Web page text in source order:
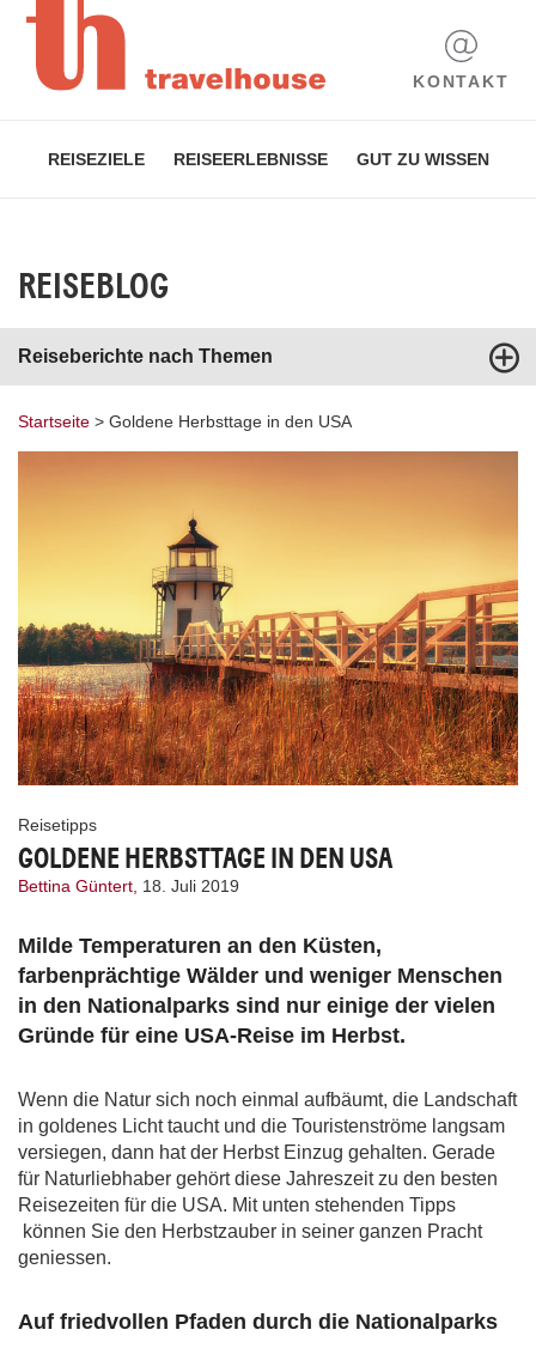
KONTAKT
REISEZIELE REISEERLEBNISSE GUT ZU WISSEN
REISEBLOG
Reiseberichte nach Themen
Startseite > Goldene Herbsttage in den USA
Reisetipps
GOLDENE HERBSTTAGE IN DEN USA
Bettina Güntert, 18. Juli 2019
Milde Temperaturen an den Küsten,
farbenprächtige Wälder und weniger Menschen
in den Nationalparks sind nur einige der vielen
Gründe für eine USA-Reise im Herbst.
Wenn die Natur sich noch einmal aufbäumt, die Landschaft
in goldenes Licht taucht und die Touristenströme langsam
versiegen, dann hat der Herbst Einzug gehalten. Gerade
für Naturliebhaber gehört diese Jahreszeit zu den besten
Reisezeiten für die USA. Mit unten stehenden Tipps
können Sie den Herbstzauber in seiner ganzen Pracht
geniessen.
Auf friedvollen Pfaden durch die Nationalparks